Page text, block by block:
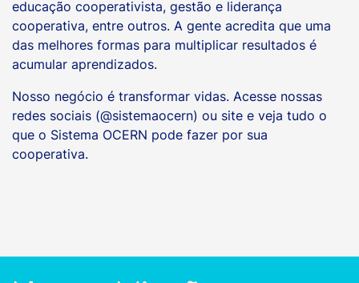
educação cooperativista, gestão e liderança
cooperativa, entre outros. A gente acredita que uma
das melhores formas para multiplicar resultados é
acumular aprendizados.
Nosso negócio é transformar vidas. Acesse nossas
redes sociais (@sistemaocern) ou site e veja tudo o
que o Sistema OCERN pode fazer por sua
cooperativa.